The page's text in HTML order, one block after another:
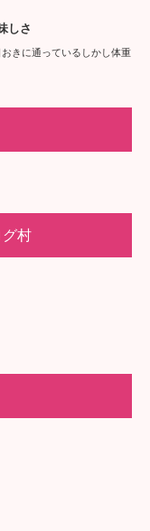
しさ
きに通っているしかし体重
グ村